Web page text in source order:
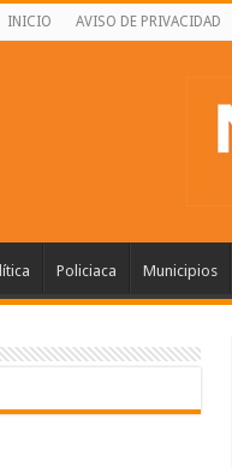
INICIO AVISO DE PRIVACIDAD
Policiaca Municipios